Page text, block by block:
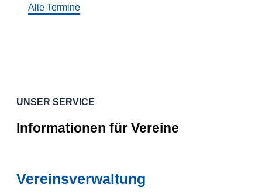
Alle Termine
UNSER SERVICE
Informationen für Vereine
Vereinsverwaltung